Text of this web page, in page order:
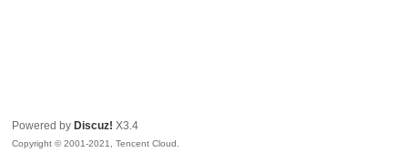
Powered by Discuz! X3.4
Copyright © 2001-2021, Tencent Cloud.